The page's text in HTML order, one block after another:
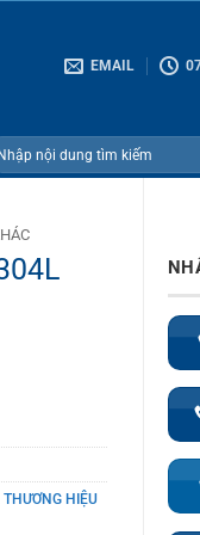
EMAIL
THƯƠNG HIỆU